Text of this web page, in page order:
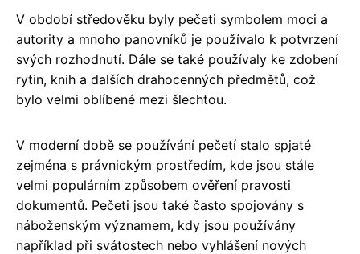
V období středověku byly pečeti symbolem moci a
autority a mnoho panovníků je používalo k potvrzení
svých rozhodnutí. Dále se také používaly ke zdobení
rytin, knih a dalších drahocenných předmětů, což
bylo velmi oblíbené mezi šlechtou.
V moderní době se používání pečetí stalo spjaté
zejména s právnickým prostředím, kde jsou stále
velmi populárním způsobem ověření pravosti
dokumentů. Pečeti jsou také často spojovány s
náboženským významem, kdy jsou používány
například při svátostech nebo vyhlášení nových